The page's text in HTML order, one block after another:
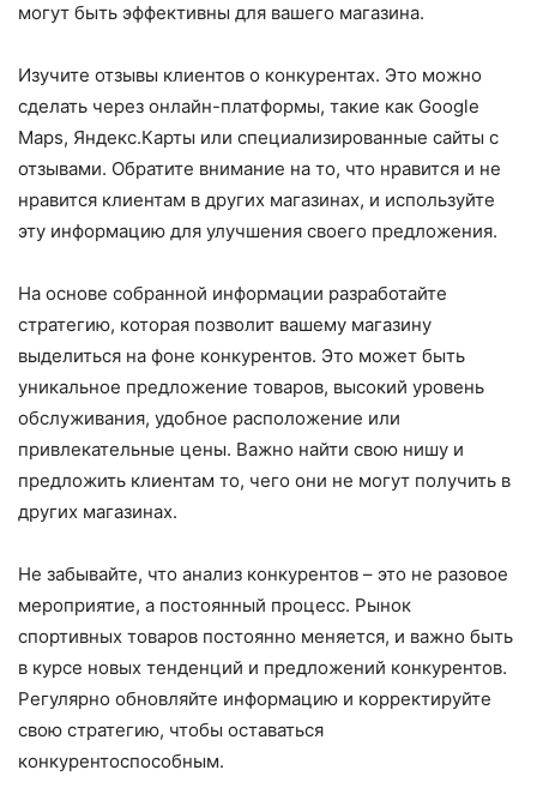
могут быть эффективны для вашего магазина.
Изучите отзывы клиентов о конкурентах. Это можно
сделать через онлайн-платформы, такие как Google
Maps, Яндекс.Карты или специализированные сайты с
отзывами. Обратите внимание на то, что нравится и не
нравится клиентам в других магазинах, и используйте
эту информацию для улучшения своего предложения.
На основе собранной информации разработайте
стратегию, которая позволит вашему магазину
выделиться на фоне конкурентов. Это может быть
уникальное предложение товаров, высокий уровень
обслуживания, удобное расположение или
привлекательные цены. Важно найти свою нишу и
предложить клиентам то, чего они не могут получить в
других магазинах.
Не забывайте, что анализ конкурентов – это не разовое
мероприятие, а постоянный процесс. Рынок
спортивных товаров постоянно меняется, и важно быть
в курсе новых тенденций и предложений конкурентов.
Регулярно обновляйте информацию и корректируйте
свою стратегию, чтобы оставаться
конкурентоспособным.